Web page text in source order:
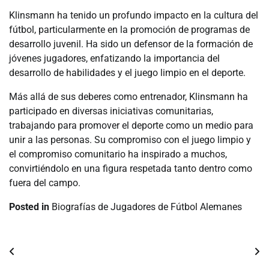
Klinsmann ha tenido un profundo impacto en la cultura del
fútbol, particularmente en la promoción de programas de
desarrollo juvenil. Ha sido un defensor de la formación de
jóvenes jugadores, enfatizando la importancia del
desarrollo de habilidades y el juego limpio en el deporte.
Más allá de sus deberes como entrenador, Klinsmann ha
participado en diversas iniciativas comunitarias,
trabajando para promover el deporte como un medio para
unir a las personas. Su compromiso con el juego limpio y
el compromiso comunitario ha inspirado a muchos,
convirtiéndolo en una figura respetada tanto dentro como
fuera del campo.
Posted in Biografías de Jugadores de Fútbol Alemanes
Post